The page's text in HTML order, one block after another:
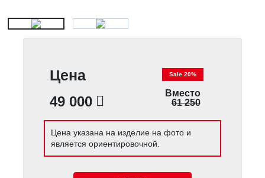
Цена
49 000
Sale 20%
Вместо
61 250
Цена указана на изделие на фото и
является ориентировочной.